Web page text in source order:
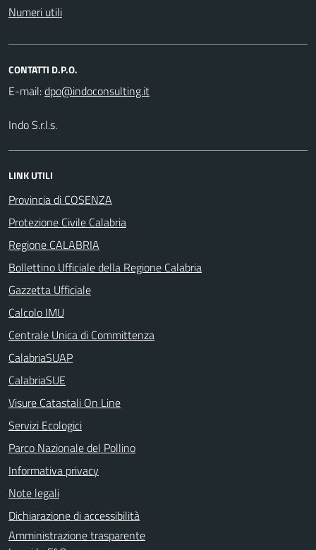
Numeri utili
CONTATTI D.P.O.
E-mail:
Indo S.r.l.s.
LINK UTILI
Provincia di COSENZA
Protezione Civile Calabria
Regione CALABRIA
Bollettino Ufficiale della Regione Calabria
Gazzetta Ufficiale
Calcolo IMU
Centrale Unica di Committenza
CalabriaSUAP
CalabriaSUE
Visure Catastali On Line
Servizi Ecologici
Parco Nazionale del Pollino
Informativa privacy
Note legali
Dichiarazione di accessibilità
Amministrazione trasparente